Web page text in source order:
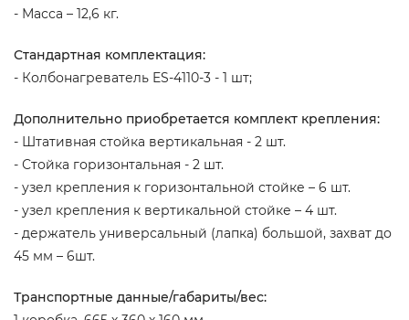
- Масса – 12,6 кг.
Стандартная комплектация:
- Колбонагреватель ES-4110-3 - 1 шт;
Дополнительно приобретается комплект крепления:
- Штативная стойка вертикальная - 2 шт.
- Стойка горизонтальная - 2 шт.
- узел крепления к горизонтальной стойке – 6 шт.
- узел крепления к вертикальной стойке – 4 шт.
- держатель универсальный (лапка) большой, захват до
45 мм – 6шт.
Транспортные данные/габариты/вес: